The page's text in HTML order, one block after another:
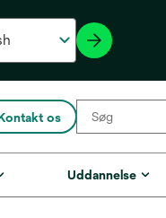
os
Uddannelse